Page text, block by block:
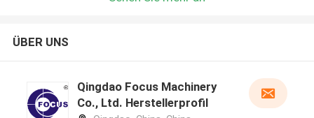
ÜBER UNS
Qingdao Focus Machinery
Co., Ltd. Herstellerprofil